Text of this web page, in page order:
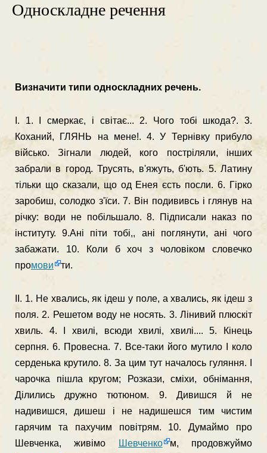
Односкладне речення
Визначити типи односкладних речень.
І. 1. І смеркає, і світає... 2. Чого тобі шкода?. 3.
Коханий, ГЛЯНЬ на мене!. 4. У Тер­нівку прибуло
військо. Зігнали людей, кого постріляли, інших
забрали в город. Трусять, в'яжуть, б'ють. 5. Латину
тільки що сказали, що од Енея єсть посли. 6. Гірко
заробиш, солодко з'їси. 7. Він подививсь і глянув на
річку: води не по­більшало. 8. Підписали наказ по
інституту. 9.Ані піти тобі,, ані поглянути, ані чого
забажати. 10. Коли б хоч з чоловіком словечко
промови ти.
ІІ. 1. Не хвались, як ідеш у поле, а хвались, як ідеш з
поля. 2. Решетом воду не носять. 3. Лінивий плюскіт
хвиль. 4. І хвилі, всюди хвилі, хви­лі.... 5. Кінець
серпня. 6. Провесна. 7. Все-таки його мутило І коло
серденька крутило. 8. За цим тут началось гуляння. І
чарочка пішла кру­гом; Розкази, сміхи, обнімання,
Ділились дружно тю­тюном. 9. Дивишся й не
надивишся, дишеш і не надишешся тим чистим
гарячим та пахучим по­вітрям. 10. Думаймо про
Шевченка, живімо
Шевченко
м, продовжуймо